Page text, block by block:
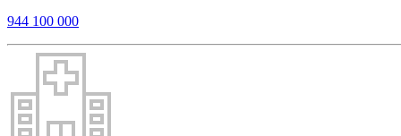
944 100 000